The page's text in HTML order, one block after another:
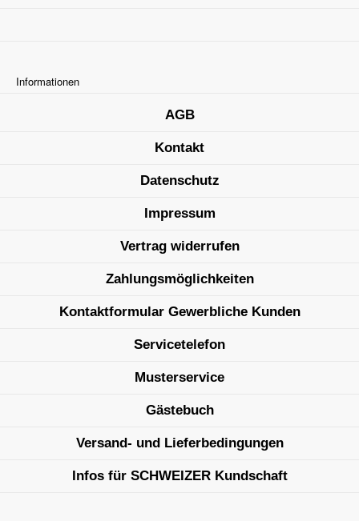
Informationen
AGB
Kontakt
Datenschutz
Impressum
Vertrag widerrufen
Zahlungsmöglichkeiten
Kontaktformular Gewerbliche Kunden
Servicetelefon
Musterservice
Gästebuch
Versand- und Lieferbedingungen
Infos für SCHWEIZER Kundschaft